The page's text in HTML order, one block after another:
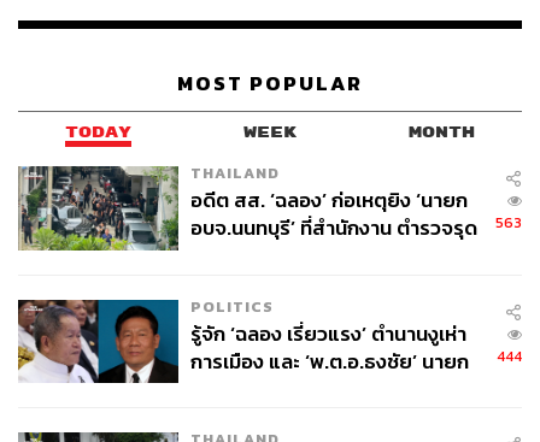
MOST POPULAR
TODAY WEEK MONTH
THAILAND
อดีต สส. ‘ฉลอง’ ก่อเหตุยิง ‘นายก
อบจ.นนทบุรี’ ที่สำนักงาน ตำรวจรุด
563
POLITICS
รู้จัก ‘ฉลอง เรี่ยวแรง’ ตำนานงูเห่า
การเมือง และ ‘พ.ต.อ.ธงชัย’ นายก
444